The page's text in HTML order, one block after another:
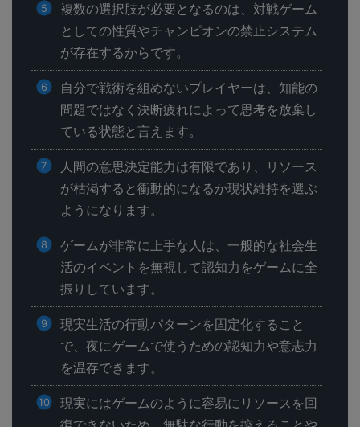
複数の選択肢が必要となるのは、対戦ゲーム
としての性質やチャンピオンの禁止システム
が存在するからです。
自分で戦術を組めないプレイヤーは、知能の
問題ではなく決断疲れによって思考を放棄し
ている状態と言えます。
人間の意思決定能力は有限であり、リソース
が枯渇すると衝動的になるか現状維持を選ぶ
ようになります。
ゲームが非常に上手な人は、一般的な社会生
活のイベントを無視して認知力をゲームに全
振りしています。
現実生活の行動パターンを固定化すること
で、夜にゲームで使うための認知力や意志力
を温存できます。
現実にはゲームのように容易にリソースを回